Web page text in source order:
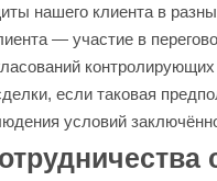
нашего клиента в
— участие в
контролирующих
если таковая
условий